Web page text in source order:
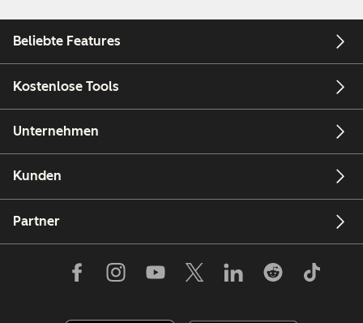
Beliebte Features
Kostenlose Tools
Unternehmen
Kunden
Partner